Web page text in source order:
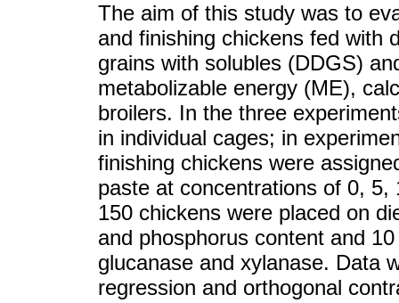
The aim of this study was to
and finishing chickens fed with
grains with solubles (DDGS)
metabolizable energy (ME),
broilers. In the three
in individual cages; in
finishing chickens were
paste at concentrations of 0,
150 chickens were placed on
and phosphorus content and
glucanase and xylanase. Data
regression and orthogonal